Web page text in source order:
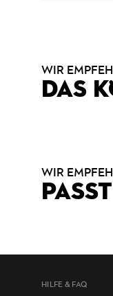
WIR
DAS
WIR
HILFE & FAQ